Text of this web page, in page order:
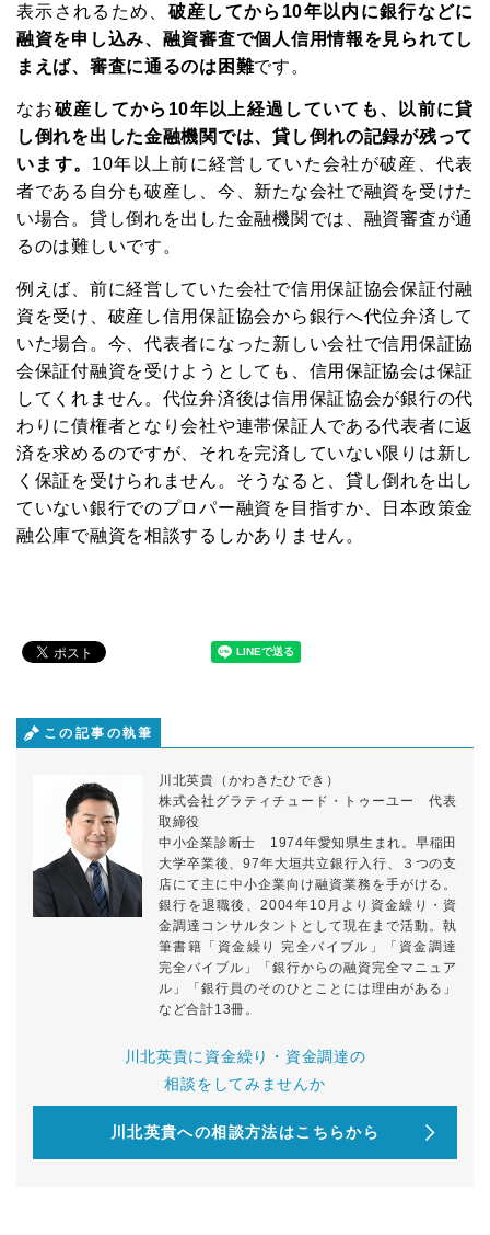
表示されるため、 破産してから10年以内に銀行などに
融資を申し込み、融資審査で個人信用情報を見られてし
まえば、審査に通るのは困難です。
なお破産してから10年以上経過していても、以前に貸
し倒れを出した金融機関では、貸し倒れの記録が残って
います。 10年以上前に経営していた会社が破産、代表
者である自分も破産し、今、新たな会社で融資を受けた
い場合。貸し倒れを出した金融機関では、融資審査が通
るのは難しいです。
例えば、前に経営していた会社で信用保証協会保証付融
資を受け、破産し信用保証協会から銀行へ代位弁済して
いた場合。今、代表者になった新しい会社で信用保証協
会保証付融資を受けようとしても、信用保証協会は保証
してくれません。代位弁済後は信用保証協会が銀行の代
わりに債権者となり会社や連帯保証人である代表者に返
済を求めるのですが、それを完済していない限りは新し
く保証を受けられません。そうなると、貸し倒れを出し
ていない銀行でのプロパー融資を目指すか、日本政策金
融公庫で融資を相談するしかありません。
この記事の執筆
川北英貴（かわきたひでき）
株式会社グラティチュード・トゥーユー 代表
取締役
中小企業診断士 1974年愛知県生まれ。早稲田
大学卒業後、97年大垣共立銀行入行、３つの支
店にて主に中小企業向け融資業務を手がける。
銀行を退職後、2004年10月より資金繰り・資
金調達コンサルタントとして現在まで活動。執
筆書籍「資金繰り 完全バイブル」「資金調達
完全バイブル」「銀行からの融資完全マニュア
ル」「銀行員のそのひとことには理由がある」
など合計13冊。
川北英貴に資金繰り・資金調達の
相談をしてみませんか
川北英貴への相談方法はこちらから
メルマガ読者募集中!
中小企業の経営者向けに資金調達・資金繰り
がうまくなる情報を毎週お届けします。
これであなたの会社もお金に困らない!
下記から職種を選んでください
プライバシーポリシー 登録